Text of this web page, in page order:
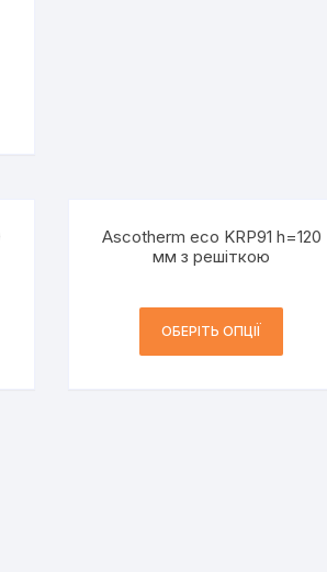
Ascotherm eco KRP91 h=120
мм з решіткою
ОБЕРІТЬ ОПЦІЇ